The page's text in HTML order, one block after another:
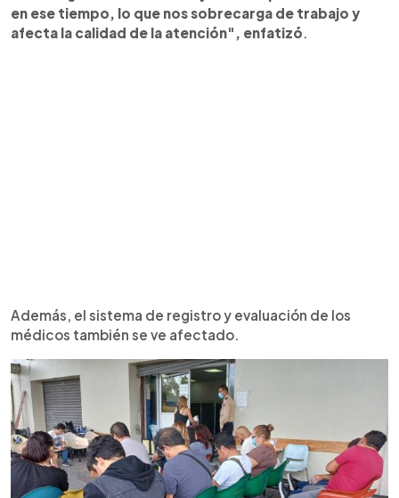
en ese tiempo, lo que nos sobrecarga de trabajo y
afecta la calidad de la atención", enfatizó
Además, el sistema de registro y evaluación de los
médicos también se ve afectado.